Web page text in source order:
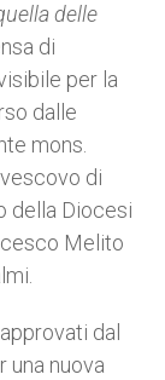
delle
di
per la
dalle
mons.
di
della Diocesi
Melito
dal
una nuova